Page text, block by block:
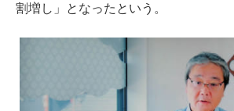
割増し」となったという。